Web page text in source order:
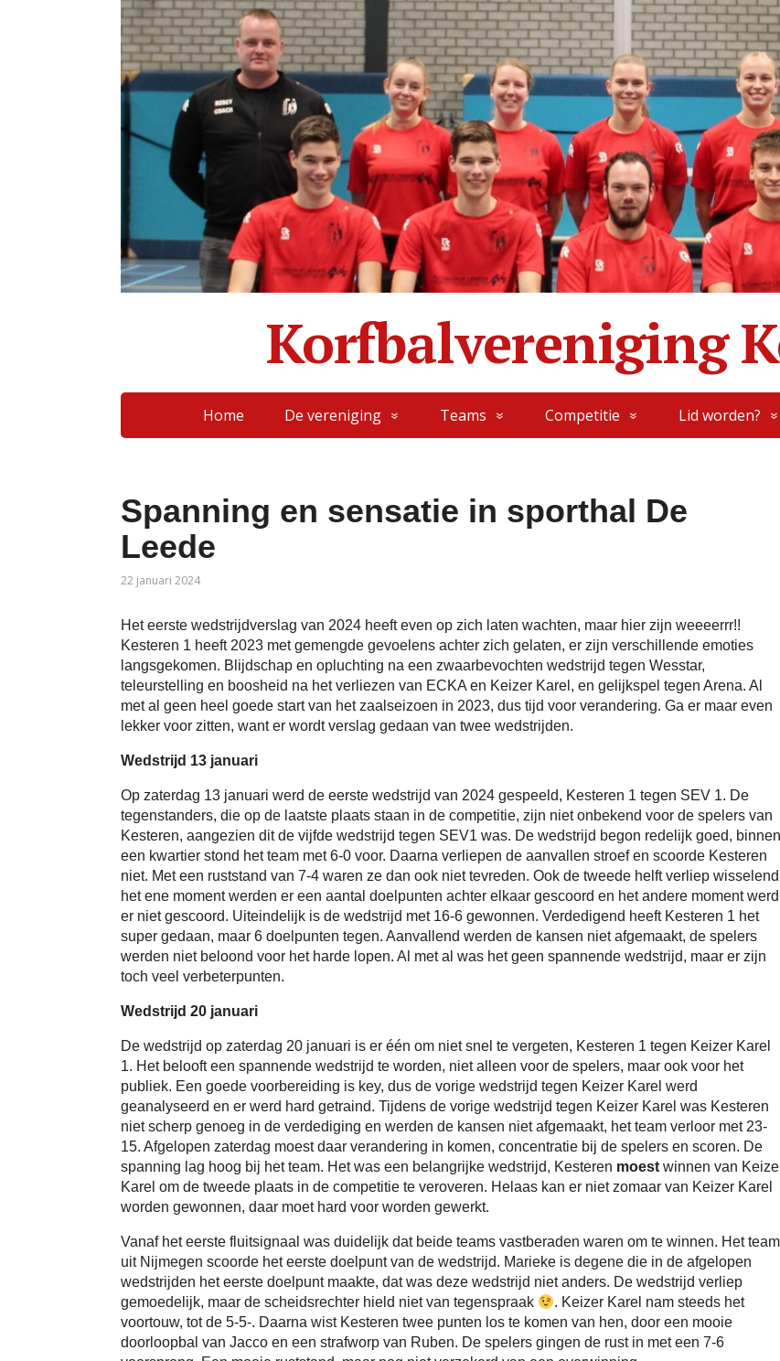
Korfbalvereniging
Home De vereniging Teams Competitie Lid worden?
Spanning en sensatie in sporthal De
Leede
22 januari 2024
Het eerste wedstrijdverslag van 2024 heeft even op zich laten wachten, maar hier zijn weeeerrr!!
Kesteren 1 heeft 2023 met gemengde gevoelens achter zich gelaten, er zijn verschillende emoties
langsgekomen. Blijdschap en opluchting na een zwaarbevochten wedstrijd tegen Wesstar,
teleurstelling en boosheid na het verliezen van ECKA en Keizer Karel, en gelijkspel tegen Arena. Al
met al geen heel goede start van het zaalseizoen in 2023, dus tijd voor verandering. Ga er maar even
lekker voor zitten, want er wordt verslag gedaan van twee wedstrijden.
Wedstrijd 13 januari
Op zaterdag 13 januari werd de eerste wedstrijd van 2024 gespeeld, Kesteren 1 tegen SEV 1. De
tegenstanders, die op de laatste plaats staan in de competitie, zijn niet onbekend voor de spelers van
Kesteren, aangezien dit de vijfde wedstrijd tegen SEV1 was. De wedstrijd begon redelijk goed, binnen
een kwartier stond het team met 6-0 voor. Daarna verliepen de aanvallen stroef en scoorde Kesteren
niet. Met een ruststand van 7-4 waren ze dan ook niet tevreden. Ook de tweede helft verliep
het ene moment werden er een aantal doelpunten achter elkaar gescoord en het andere moment werd
er niet gescoord. Uiteindelijk is de wedstrijd met 16-6 gewonnen. Verdedigend heeft Kesteren 1 het
super gedaan, maar 6 doelpunten tegen. Aanvallend werden de kansen niet afgemaakt, de spelers
werden niet beloond voor het harde lopen. Al met al was het geen spannende wedstrijd, maar er zijn
toch veel verbeterpunten.
Wedstrijd 20 januari
De wedstrijd op zaterdag 20 januari is er één om niet snel te vergeten, Kesteren 1 tegen Keizer Karel
1. Het belooft een spannende wedstrijd te worden, niet alleen voor de spelers, maar ook voor het
publiek. Een goede voorbereiding is key, dus de vorige wedstrijd tegen Keizer Karel werd
geanalyseerd en er werd hard getraind. Tijdens de vorige wedstrijd tegen Keizer Karel was Kesteren
niet scherp genoeg in de verdediging en werden de kansen niet afgemaakt, het team verloor met 23-
15. Afgelopen zaterdag moest daar verandering in komen, concentratie bij de spelers en scoren. De
spanning lag hoog bij het team. Het was een belangrijke wedstrijd, Kesteren moestwinnen van
Karel om de tweede plaats in de competitie te veroveren. Helaas kan er niet zomaar van Keizer Karel
worden gewonnen, daar moet hard voor worden gewerkt.
Vanaf het eerste fluitsignaal was duidelijk dat beide teams vastberaden waren om te winnen. Het team
uit Nijmegen scoorde het eerste doelpunt van de wedstrijd. Marieke is degene die in de afgelopen
wedstrijden het eerste doelpunt maakte, dat was deze wedstrijd niet anders. De wedstrijd verliep
gemoedelijk, maar de scheidsrechter hield niet van tegenspraak
. Keizer Karel nam steeds het
voortouw, tot de 5-5-. Daarna wist Kesteren twee punten los te komen van hen, door een mooie
doorloopbal van Jacco en een strafworp van Ruben. De spelers gingen de rust in met een 7-6